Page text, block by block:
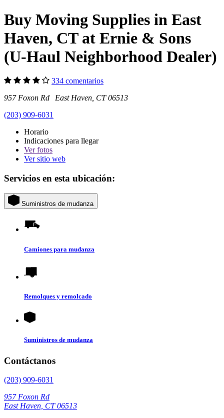
Buy Moving Supplies in East
Haven, CT at Ernie & Sons
(U-Haul Neighborhood Dealer)
334 comentarios
957 Foxon Rd East Haven, CT 06513
(203) 909-6031
Horario
Indicaciones para llegar
Verfotos
Ver sitio web
Servicios en esta ubicación:
Suministros de mudanza
Camiones para mudanza
Remolques y remolcado
Suministros de mudanza
Contáctanos
(203) 909-6031
957 Foxon Rd
East Haven, CT 06513